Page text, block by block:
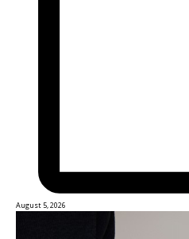
August 5, 2026